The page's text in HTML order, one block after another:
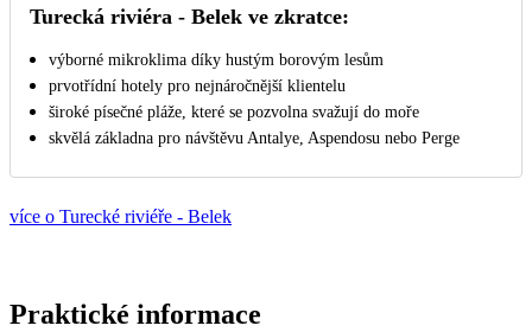
Turecká riviéra - Belek ve zkratce:
výborné mikroklima díky hustým borovým lesům
prvotřídní hotely pro nejnáročnější klientelu
široké písečné pláže, které se pozvolna svažují do moře
skvělá základna pro návštěvu Antalye, Aspendosu nebo Perge
více o Turecké riviéře - Belek
Praktické informace